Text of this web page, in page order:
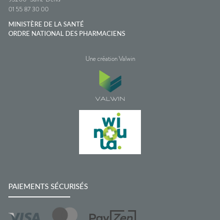
01 55 87 30 00
MINISTÈRE DE LA SANTÉ
ORDRE NATIONAL DES PHARMACIENS
Une création Valwin
PAIEMENTS SÉCURISÉS